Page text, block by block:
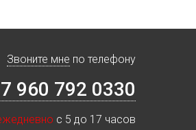
Звоните мне по телефону
960 792 0330
с 5 до 17 часов